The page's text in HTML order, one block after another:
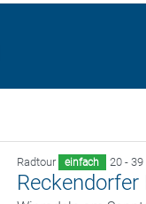
Radtour einfach 20 - 39